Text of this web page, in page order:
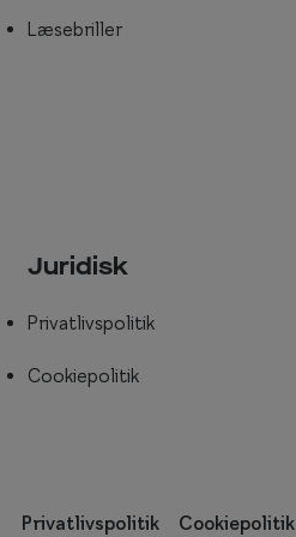
Læsebriller
Juridisk
Privatlivspolitik
Cookiepolitik
Privatlivspolitik Cookiepolitik